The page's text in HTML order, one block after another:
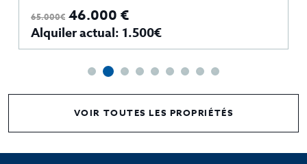
65.000€ 46.000 €
Alquiler actual: 1.500€
VOIR TOUTES LES PROPRIÉTÉS